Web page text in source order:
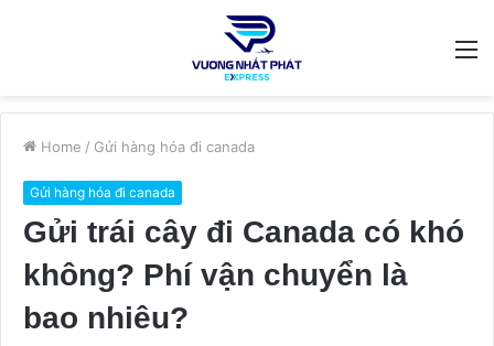
Home / Gửi hàng hóa đi canada
Gửi hàng hóa đi canada
Gửi trái cây đi Canada có khó
không? Phí vận chuyển là
bao nhiêu?